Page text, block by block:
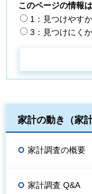
このページの情報
1：見つけやす
3：見つけにく
家計の動き（家計
家計調査の概要
家計調査 Q&A